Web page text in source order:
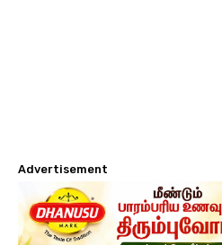
Advertisement